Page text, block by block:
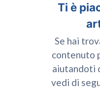
Ti è
Se hai
contenuto
aiutandoti
vedi di